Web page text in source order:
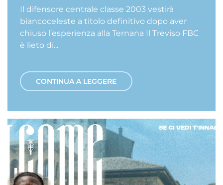
Il difensore centrale classe 2003 vestirà
biancoceleste a titolo definitivo dopo aver
chiuso l’esperienza alla Ternana Il Treviso FBC
è lieto di...
CONTINUA A LEGGERE